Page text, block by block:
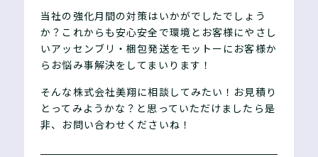
当社の強化月間の対策はいかがでしたでしょう
か？これからも安心安全で環境とお客様にやさし
いアッセンブリ・梱包発送をモットーにお客様か
らお悩み事解決をしてまいります！
そんな株式会社美翔に相談してみたい！お見積り
とってみようかな？と思っていただけましたら是
非、お問い合わせくださいね！